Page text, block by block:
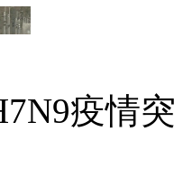
疫情突